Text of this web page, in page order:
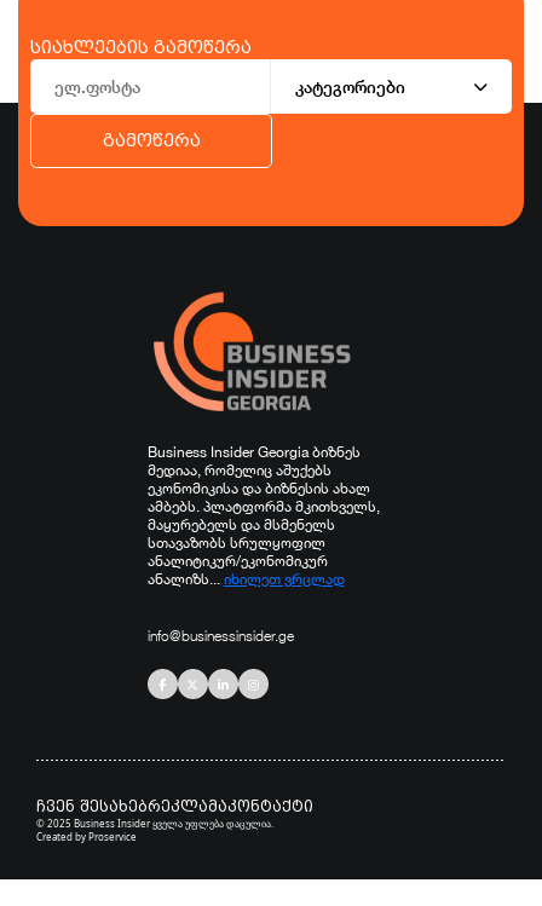
სიახლეების გამოწერა
კატეგორიები
გამოწერა
Business Insider Georgia ბიზნეს
მედიაა, რომელიც აშუქებს
ეკონომიკისა და ბიზნესის ახალ
ამბებს. პლატფორმა მკითხველს,
მაყურებელს და მსმენელს
სთავაზობს სრულყოფილ
ანალიტიკურ/ეკონომიკურ
ანალიზს... იხილეთ ვრცლად
info@businessinsider.ge
ჩვენ შესახებრეკლამაკონტაქტი
© 2025 Business Insider ყველა უფლება დაცულია.
Created byProservice